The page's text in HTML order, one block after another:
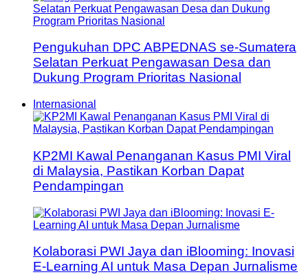
Pengukuhan DPC ABPEDNAS se-Sumatera
Selatan Perkuat Pengawasan Desa dan
Dukung Program Prioritas Nasional
Internasional
KP2MI Kawal Penanganan Kasus PMI Viral
di Malaysia, Pastikan Korban Dapat
Pendampingan
Kolaborasi PWI Jaya dan iBlooming: Inovasi
E-Learning AI untuk Masa Depan Jurnalisme